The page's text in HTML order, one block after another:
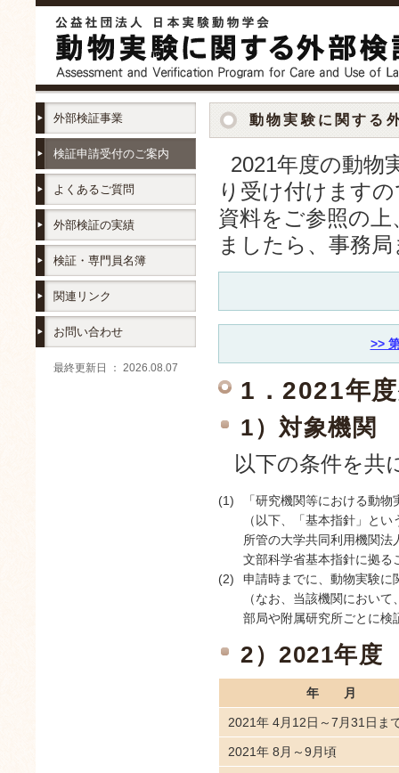
外部検証事業
検証申請受付のご案内
よくあるご質問
外部検証の実績
検証・専門員名簿
関連リンク
お問い合わせ
最終更新日 ： 2026.08.07
動物実験に関する
2021年度の動物
り受け付けます
資料をご参照の
ましたら、事務
>>
1．2021年
1）対象機関
以下の条件を共
(1)
「研究機関等における動
（以下、「基本指針」と
所管の大学共同利用機関
文部科学省基本指針に拠る
(2)
申請時までに、動物実験に
（なお、当該機関におい
部局や附属研究所ごとに検
2）2021年
年月
2021年 4月12日～7月31日ま
2021年 8月～9月頃